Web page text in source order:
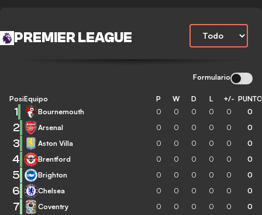
PREMIER LEAGUE
Formulario
Posición
Equipo P W D L +/-
1 Bournemouth 0 0 0 0 0 0
2 Arsenal 0 0 0 0 0 0
3 Aston Villa 0 0 0 0 0 0
4 Brentford 0 0 0 0 0 0
5 Brighton 0 0 0 0 0 0
6 Chelsea 0 0 0 0 0 0
7 Coventry 0 0 0 0 0 0